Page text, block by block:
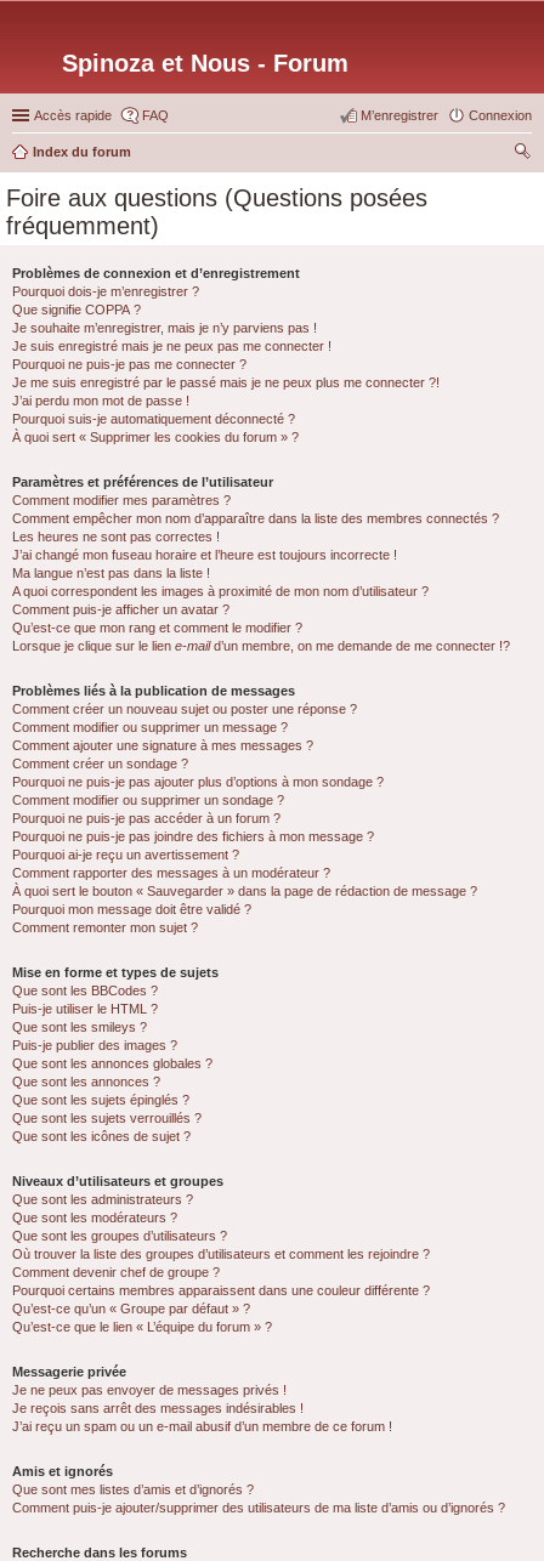
Spinoza et Nous - Forum
Accès rapide FAQ Connexion
M’enregistrer
Index du forum
Foire aux questions (Questions posées
fréquemment)
Problèmes de connexion et d’enregistrement
Pourquoi dois-je m’enregistrer ?
Que signifie COPPA ?
Je souhaite m’enregistrer, mais je n’y parviens pas !
Je suis enregistré mais je ne peux pas me connecter !
Pourquoi ne puis-je pas me connecter ?
Je me suis enregistré par le passé mais je ne peux plus me connecter ?!
J’ai perdu mon mot de passe !
Pourquoi suis-je automatiquement déconnecté ?
À quoi sert « Supprimer les cookies du forum » ?
Paramètres et préférences de l’utilisateur
Comment modifier mes paramètres ?
Comment empêcher mon nom d’apparaître dans la liste des membres connectés ?
Les heures ne sont pas correctes !
J’ai changé mon fuseau horaire et l’heure est toujours incorrecte !
Ma langue n’est pas dans la liste !
A quoi correspondent les images à proximité de mon nom d’utilisateur ?
Comment puis-je afficher un avatar ?
Qu’est-ce que mon rang et comment le modifier ?
Lorsque je clique sur le lien e-maild’un membre, on me demande de me connecter !?
Problèmes liés à la publication de messages
Comment créer un nouveau sujet ou poster une réponse ?
Comment modifier ou supprimer un message ?
Comment ajouter une signature à mes messages ?
Comment créer un sondage ?
Pourquoi ne puis-je pas ajouter plus d’options à mon sondage ?
Comment modifier ou supprimer un sondage ?
Pourquoi ne puis-je pas accéder à un forum ?
Pourquoi ne puis-je pas joindre des fichiers à mon message ?
Pourquoi ai-je reçu un avertissement ?
Comment rapporter des messages à un modérateur ?
À quoi sert le bouton « Sauvegarder » dans la page de rédaction de message ?
Pourquoi mon message doit être validé ?
Comment remonter mon sujet ?
Mise en forme et types de sujets
Que sont les BBCodes ?
Puis-je utiliser le HTML ?
Que sont les smileys ?
Puis-je publier des images ?
Que sont les annonces globales ?
Que sont les annonces ?
Que sont les sujets épinglés ?
Que sont les sujets verrouillés ?
Que sont les icônes de sujet ?
Niveaux d’utilisateurs et groupes
Que sont les administrateurs ?
Que sont les modérateurs ?
Que sont les groupes d’utilisateurs ?
Où trouver la liste des groupes d’utilisateurs et comment les rejoindre ?
Comment devenir chef de groupe ?
Pourquoi certains membres apparaissent dans une couleur différente ?
Qu’est-ce qu’un « Groupe par défaut » ?
Qu’est-ce que le lien « L’équipe du forum » ?
Messagerie privée
Je ne peux pas envoyer de messages privés !
Je reçois sans arrêt des messages indésirables !
J’ai reçu un spam ou un e-mail abusif d’un membre de ce forum !
Amis et ignorés
Que sont mes listes d’amis et d’ignorés ?
Comment puis-je ajouter/supprimer des utilisateurs de ma liste d’amis ou d’ignorés ?
Recherche dans les forums